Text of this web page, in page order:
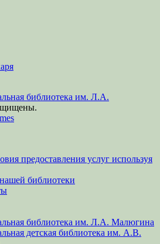
библиотека им. Л.А.
предоставления услуг используя
библиотеки
библиотека им. Л.А. Малюгина
детская библиотека им. А.В.